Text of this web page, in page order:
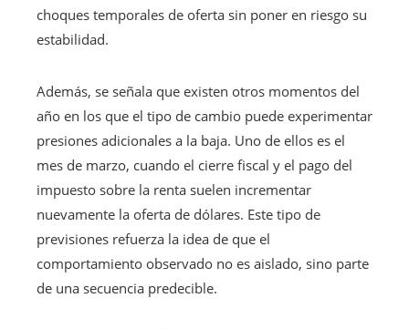
choques temporales de oferta sin poner en riesgo su
estabilidad.
Además, se señala que existen otros momentos del
año en los que el tipo de cambio puede experimentar
presiones adicionales a la baja. Uno de ellos es el
mes de marzo, cuando el cierre fiscal y el pago del
impuesto sobre la renta suelen incrementar
nuevamente la oferta de dólares. Este tipo de
previsiones refuerza la idea de que el
comportamiento observado no es aislado, sino parte
de una secuencia predecible.